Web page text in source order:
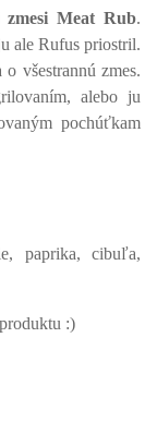
zmesi Meat Rub.
ale Rufus priostril.
všestrannú zmes.
alebo ju
pochúťkam
paprika, cibuľa,
:)